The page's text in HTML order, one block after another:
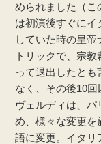
められました（こ
は初演後すぐに
していた時の皇
トリックで、宗
って退出したと
なく、その後10回
ヴェルディは、パ
め、様々な変更を
語に変更。イタリ